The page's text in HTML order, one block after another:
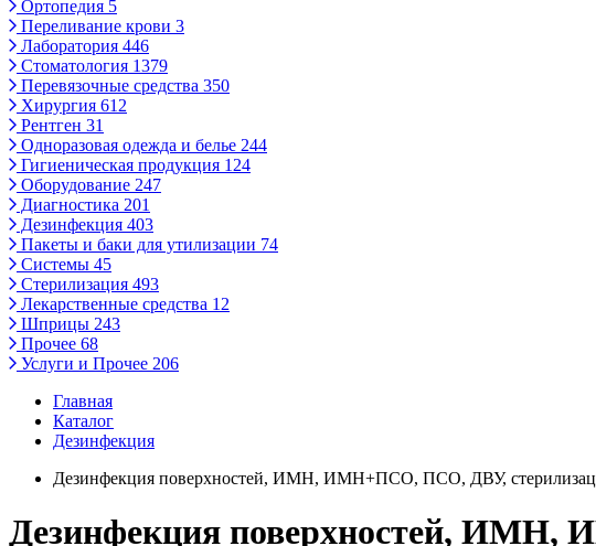
Ортопедия 5
Переливание крови 3
Лаборатория 446
Стоматология 1379
Перевязочные средства 350
Хирургия 612
Рентген 31
Одноразовая одежда и белье 244
Гигиеническая продукция 124
Оборудование 247
Диагностика 201
Дезинфекция 403
Пакеты и баки для утилизации 74
Системы 45
Стерилизация 493
Лекарственные средства 12
Шприцы 243
Прочее 68
Услуги и Прочее 206
Главная
Каталог
Дезинфекция
Дезинфекция поверхностей, ИМН, ИМН+ПСО, ПСО, ДВУ,
Дезинфекция поверхностей,